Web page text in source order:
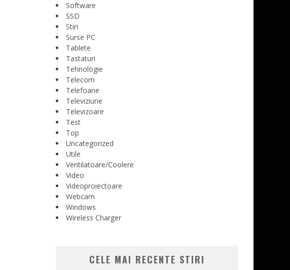
Software
SSD
Stiri
Surse PC
Tablete
Tastaturi
Tehnologie
Telecom
Telefoane
Televiziune
Televizoare
Test
Top
Uncategorized
Utile
Ventilatoare/Coolere
Video
Videoproiectoare
Webcam
Windows
Wireless Charger
CELE MAI RECENTE STIRI